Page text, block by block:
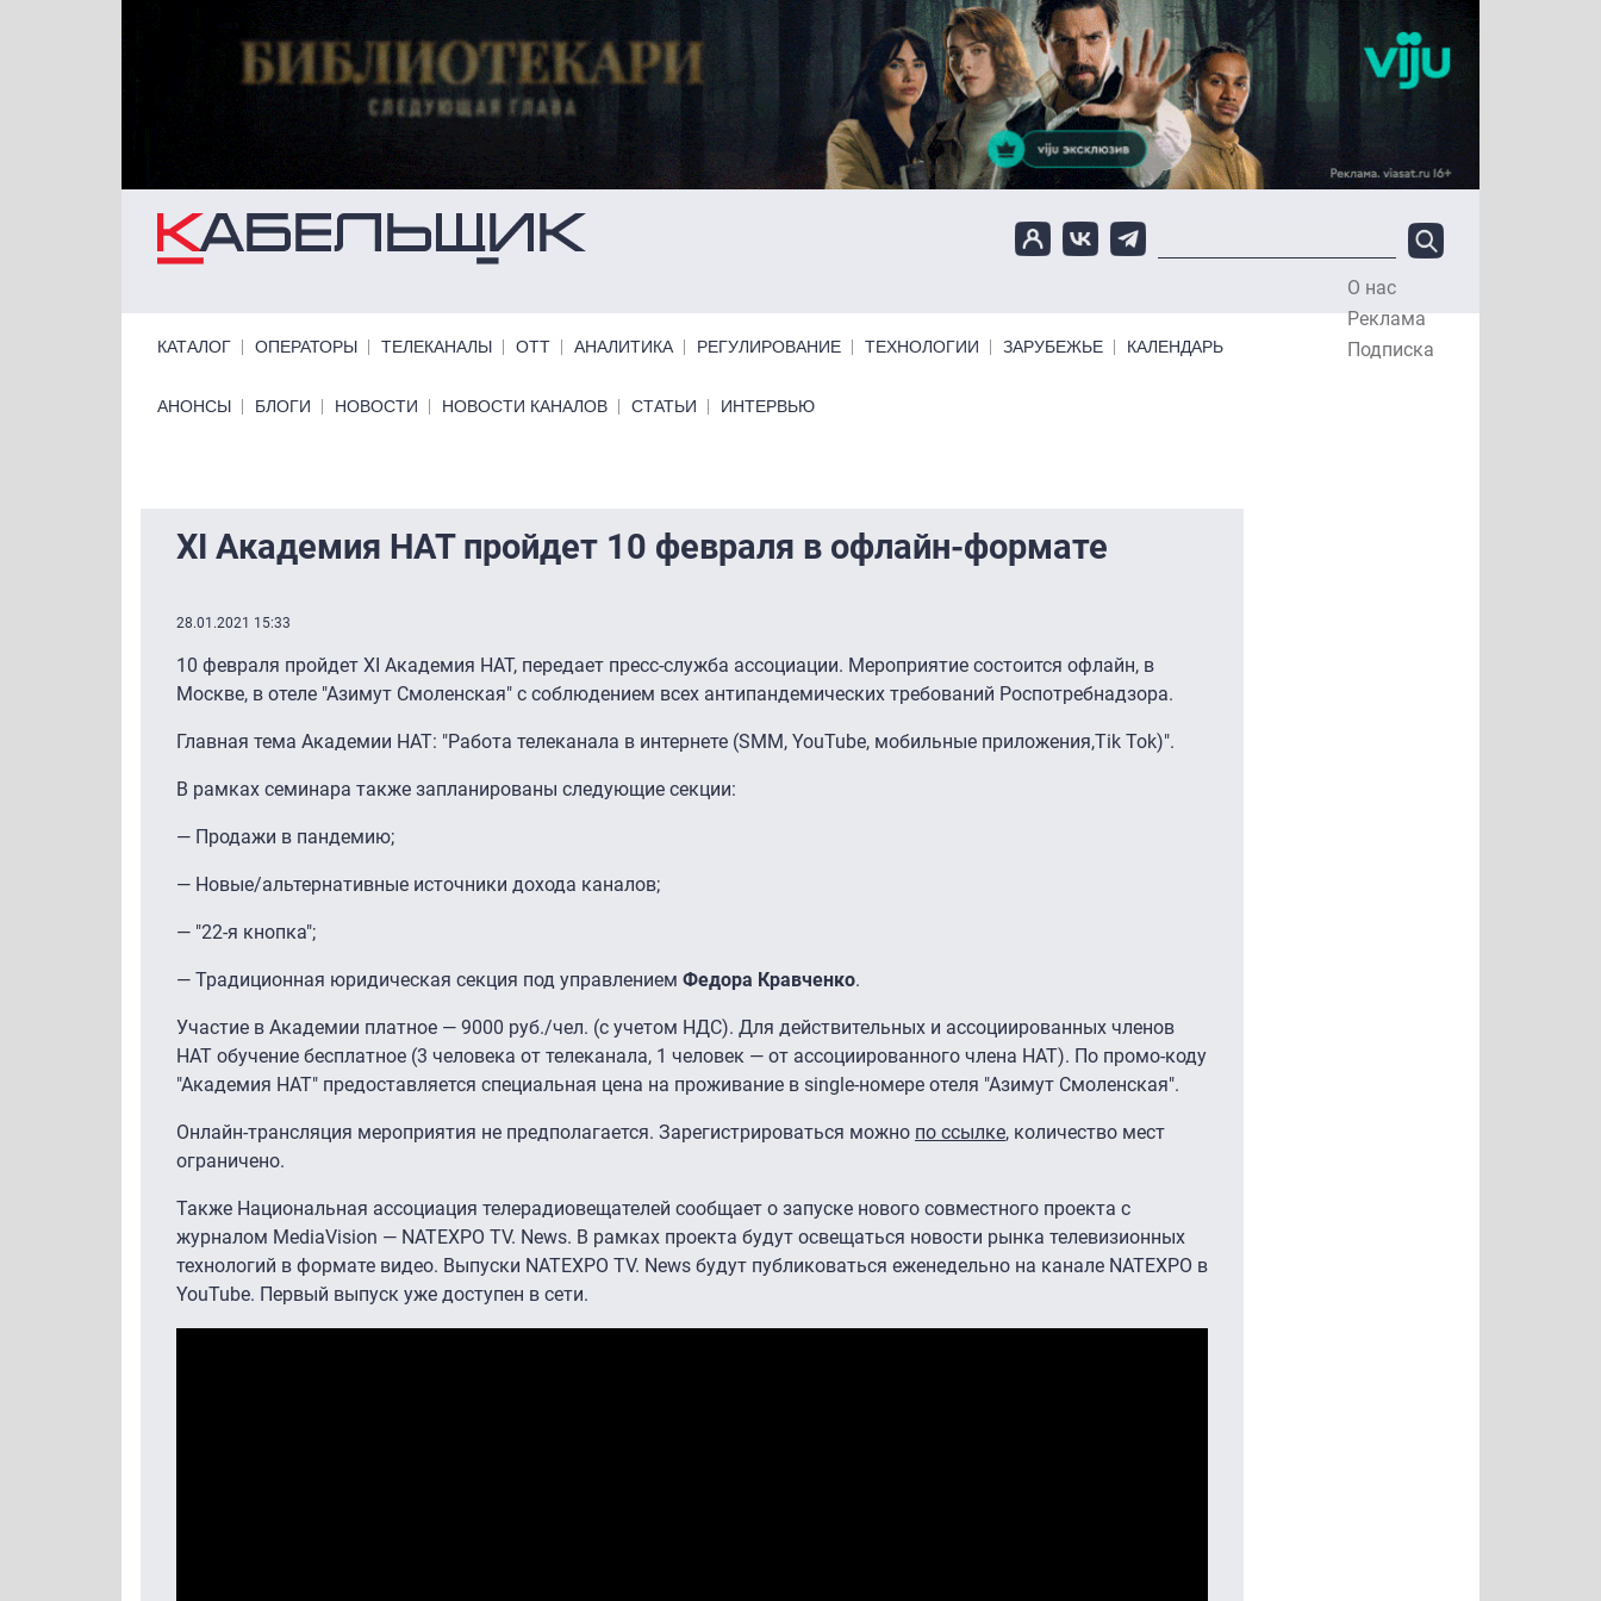
О нас
Реклама
Подписка
КАТАЛОГ ОПЕРАТОРЫ ТЕЛЕКАНАЛЫ ОТТ АНАЛИТИКА РЕГУЛИРОВАНИЕ ТЕХНОЛОГИИ ЗАРУБЕЖЬЕ КАЛЕНДАРЬ
Primary links bottom
АНОНСЫ БЛОГИ НОВОСТИ НОВОСТИ КАНАЛОВ СТАТЬИ ИНТЕРВЬЮ
XI Академия НАТ пройдет 10 февраля в офлайн-формате
28.01.2021 15:33
10 февраля пройдет XI Академия НАТ, передает пресс-служба ассоциации. Мероприятие состоится офлайн, в
Москве, в отеле "Азимут Смоленская" с соблюдением всех антипандемических требований Роспотребнадзора.
Главная тема Академии НАТ: "Работа телеканала в интернете (SMM, YouTube, мобильные приложения,Tik Tok)".
В рамках семинара также запланированы следующие секции:
— Продажи в пандемию;
— Новые/альтернативные источники дохода каналов;
— "22-я кнопка";
— Традиционная юридическая секция под управлением Федора Кравченко.
Участие в Академии платное — 9000 руб./чел. (с учетом НДС). Для действительных и ассоциированных членов
НАТ обучение бесплатное (3 человека от телеканала, 1 человек — от ассоциированного члена НАТ). По промо-коду
"Академия НАТ" предоставляется специальная цена на проживание в single-номере отеля "Азимут Смоленская".
Онлайн-трансляция мероприятия не предполагается. Зарегистрироваться можно по ссылке, количество мест
ограничено.
Также Национальная ассоциация телерадиовещателей сообщает о запуске нового совместного проекта с
журналом MediaVision — NATEXPO TV. News. В рамках проекта будут освещаться новости рынка телевизионных
технологий в формате видео. Выпуски NATEXPO TV. News будут публиковаться еженедельно на канале NATEXPO в
YouTube. Первый выпуск уже доступен в сети.